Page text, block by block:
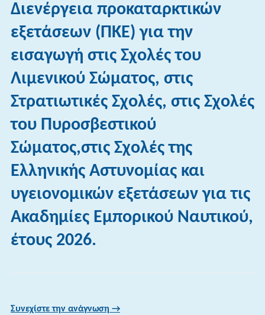
Διενέργεια προκαταρκτικών
εξετάσεων (ΠΚΕ) για την
εισαγωγή στις Σχολές του
Λιμενικού Σώματος, στις
Στρατιωτικές Σχολές, στις Σχολές
του Πυροσβεστικού
Σώματος,στις Σχολές της
Ελληνικής Αστυνομίας και
υγειονομικών εξετάσεων για τις
Ακαδημίες Εμπορικού Ναυτικού,
έτους 2026.
Συνεχίστε την ανάγνωση →